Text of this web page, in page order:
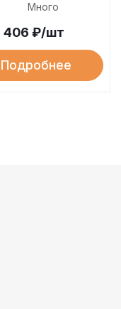
Много
406 ₽/шт
Подробнее